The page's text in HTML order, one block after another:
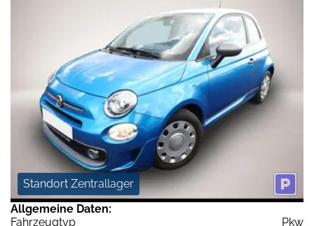
Standort Zentrallager
Allgemeine Daten:
Fahrzeugtyp
Pkw